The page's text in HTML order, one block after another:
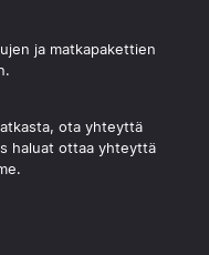
ja matkapakettien
ota yhteyttä
haluat ottaa yhteyttä